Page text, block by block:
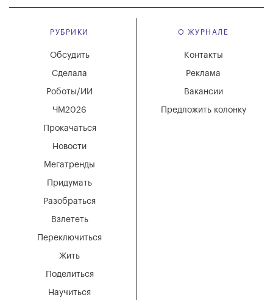
РУБРИКИ
Мегатренды
Придумать
Разобраться
Взлететь
Новости
Переключиться
Жить
Поделиться
Научиться
Обсудить
Сделала
Роботы/ИИ
ЧМ2026
Прокачаться
О ЖУРНАЛЕ
Вакансии
Реклама
Контакты
Предложить колонку